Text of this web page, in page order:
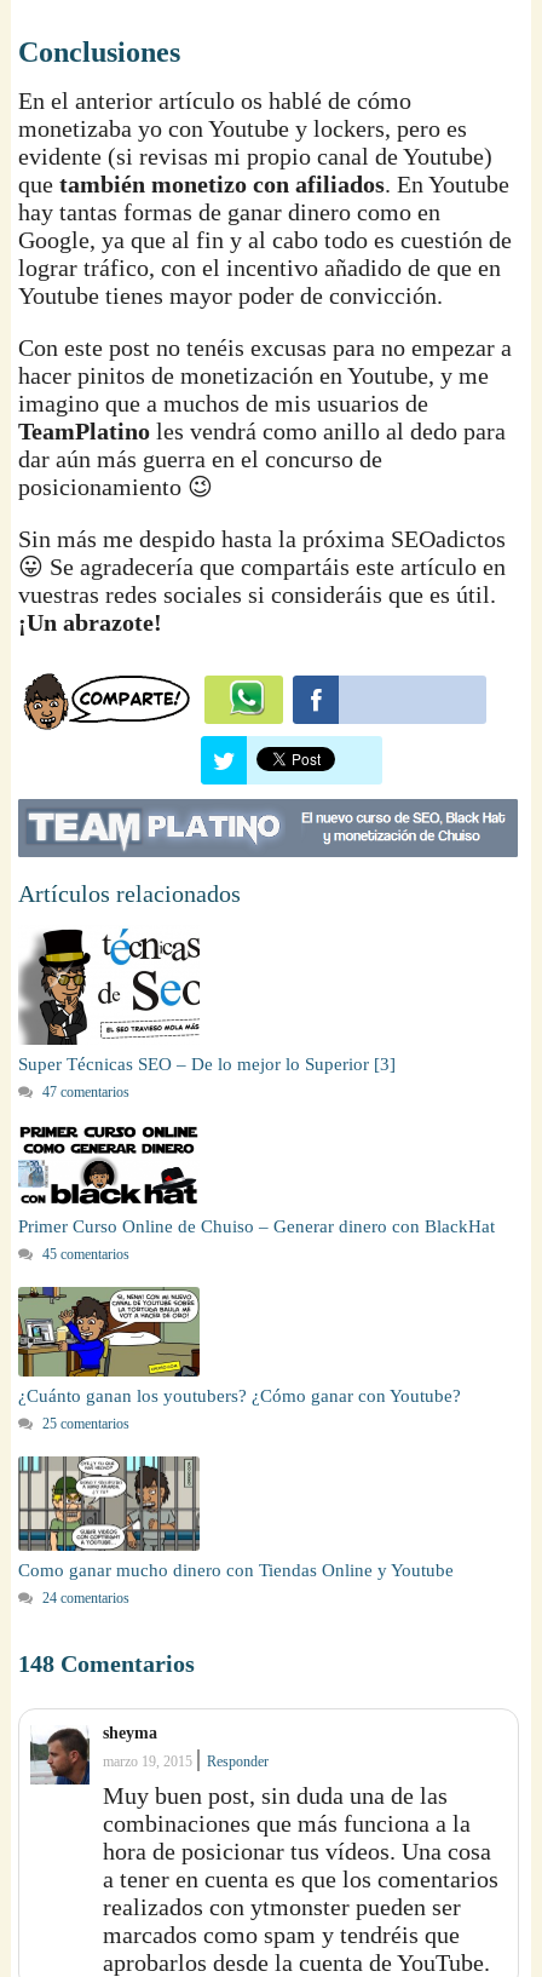
Conclusiones
En el anterior artículo os hablé de cómo
monetizaba yo con Youtube y lockers, pero es
evidente (si revisas mi propio canal de Youtube)
quetambién monetizo con afiliados. En Youtube
hay tantas formas de ganar dinero como en
Google, ya que al fin y al cabo todo es cuestión de
lograr tráfico, con el incentivo añadido de que en
Youtube tienes mayor poder de convicción.
Con este post no tenéis excusas para no empezar a
hacer pinitos de monetización en Youtube, y me
imagino que a muchos de mis usuarios de
TeamPlatino les vendrá como anillo al dedo para
dar aún más guerra en el concurso de
posicionamiento 😉
Sin más me despido hasta la próxima SEOadictos
😛 Se agradecería que compartáis este artículo en
vuestras redes sociales si consideráis que es útil.
¡Un abrazote!
Artículos relacionados
Super Técnicas SEO – De lo mejor lo Superior [3]
47 comentarios
Primer Curso Online de Chuiso – Generar dinero con BlackHat
45 comentarios
¿Cuánto ganan los youtubers? ¿Cómo ganar con Youtube?
25 comentarios
Como ganar mucho dinero con Tiendas Online y Youtube
24 comentarios
148 Comentarios
sheyma
marzo 19, 2015 |Responder
Muy buen post, sin duda una de las
combinaciones que más funciona a la
hora de posicionar tus vídeos. Una cosa
a tener en cuenta es que los comentarios
realizados con ytmonster pueden ser
marcados como spam y tendréis que
aprobarlos desde la cuenta de YouTube.